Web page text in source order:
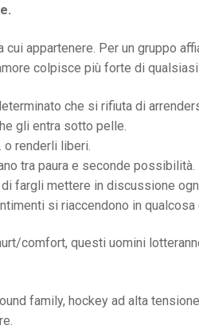
appartenere. Per un gruppo
colpisce più forte di
che si rifiuta di
gli entra sotto pelle.
renderli liberi.
tra paura e seconde possibilità.
fargli mettere in discussione
si riaccendono in
comfort, questi uomini
family, hockey ad alta